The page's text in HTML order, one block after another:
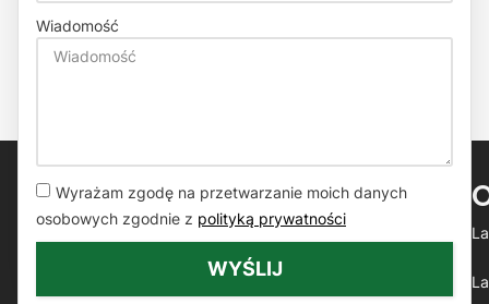
Wiadomość
Wyrażam zgodę na przetwarzanie moich danych
osobowych zgodnie z polityką prywatności
WYŚLIJ